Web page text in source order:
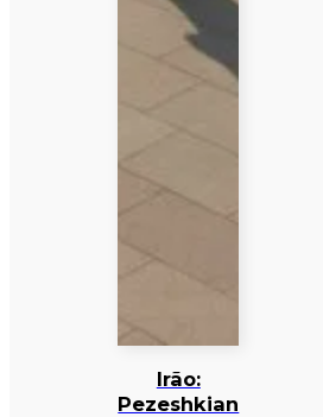
Irão:
Pezeshkian